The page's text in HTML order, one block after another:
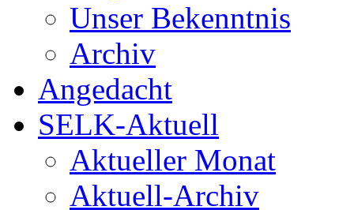
Unser Bekenntnis
Archiv
Angedacht
SELK-Aktuell
Aktueller Monat
Aktuell-Archiv